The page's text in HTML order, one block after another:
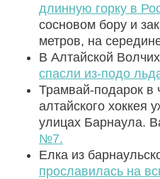
длинную горку в
сосновом бору и
метров, на
В Алтайской
спасли из-подо
Трамвай-подарок в
алтайского хоккея
улицах Барнаула.
№7.
Елка из
прославилась на